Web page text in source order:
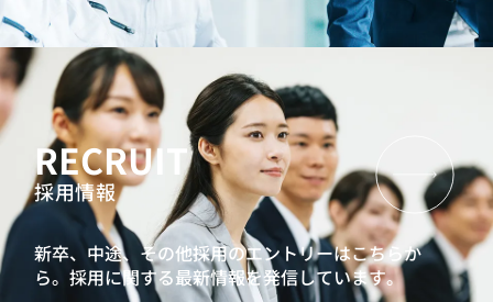
RECRUIT
採用情報
新卒、中途、その他採用のエントリーはこちらか
ら。採用に関する最新情報を発信しています。